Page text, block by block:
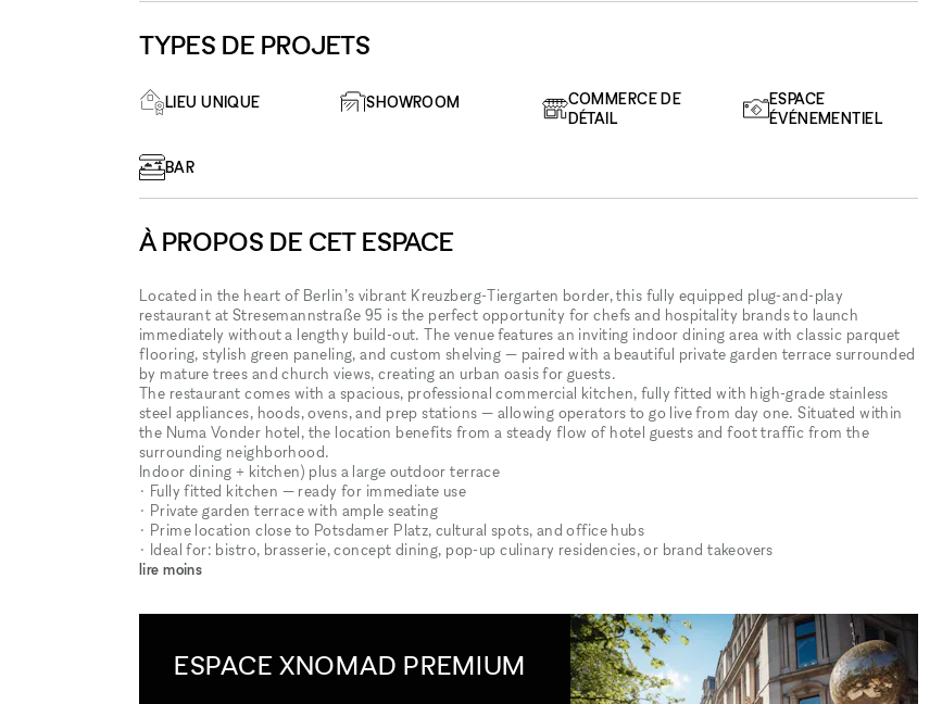
TYPES DE PROJETS
LIEU UNIQUE SHOWROOM
COMMERCE DE
DÉTAIL
ESPACE
ÉVÉNEMENTIEL
BAR
À PROPOS DE CET ESPACE
Located in the heart of Berlin’s vibrant Kreuzberg-Tiergarten border, this fully equipped plug-and-play
restaurant at Stresemannstraße 95 is the perfect opportunity for chefs and hospitality brands to launch
immediately without a lengthy build-out. The venue features an inviting indoor dining area with classic parquet
flooring, stylish green paneling, and custom shelving — paired with a beautiful private garden terrace surrounded
by mature trees and church views, creating an urban oasis for guests.
The restaurant comes with a spacious, professional commercial kitchen, fully fitted with high-grade stainless
steel appliances, hoods, ovens, and prep stations — allowing operators to go live from day one. Situated within
the Numa Vonder hotel, the location benefits from a steady flow of hotel guests and foot traffic from the
surrounding neighborhood.
Indoor dining + kitchen) plus a large outdoor terrace
• Fully fitted kitchen — ready for immediate use
• Private garden terrace with ample seating
• Prime location close to Potsdamer Platz, cultural spots, and office hubs
• Ideal for: bistro, brasserie, concept dining, pop-up culinary residencies, or brand takeovers
lire moins
ESPACE XNOMAD PREMIUM